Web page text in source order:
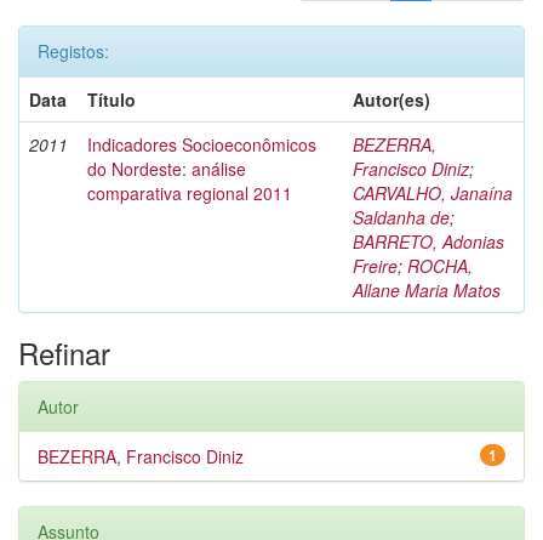
Registos:
Data
Título
Autor(es)
2011
Indicadores Socioeconômicos
do Nordeste: análise
comparativa regional 2011
BEZERRA,
Francisco Diniz;
CARVALHO, Janaína
Saldanha de;
BARRETO, Adonias
Freire; ROCHA,
Allane Maria Matos
Refinar
Autor
1
BEZERRA, Francisco Diniz
Assunto